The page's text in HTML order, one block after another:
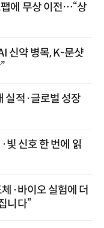
에 무상 이전…“상
신약 병목, K-문샷
실적·글로벌 성장
빛 신호 한 번에 읽
·바이오 실험에 더
니다”